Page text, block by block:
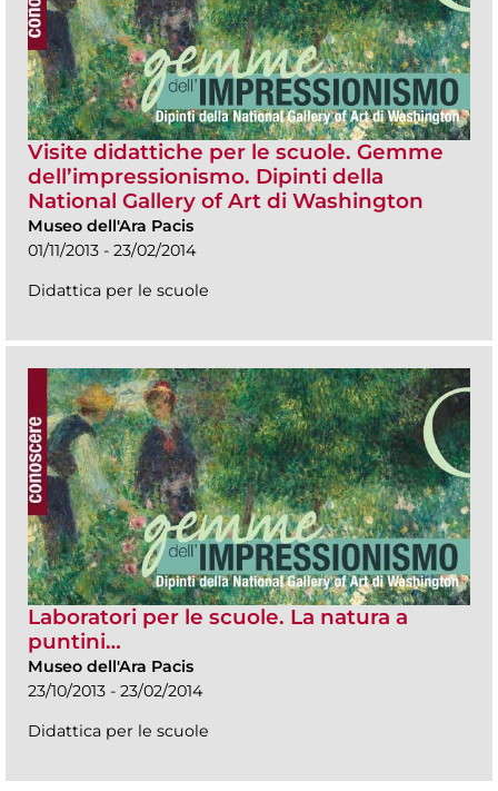
Visite didattiche per le scuole. Gemme
dell’impressionismo. Dipinti della
National Gallery of Art di Washington
Museo dell'Ara Pacis
01/11/2013 - 23/02/2014
Didattica per le scuole
Laboratori per le scuole. La natura a
puntini…
Museo dell'Ara Pacis
23/10/2013 - 23/02/2014
Didattica per le scuole